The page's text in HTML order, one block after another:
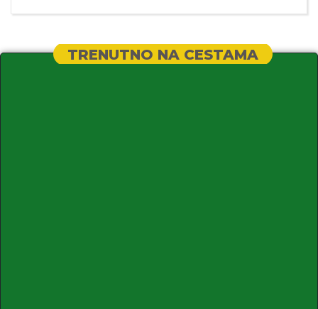
TRENUTNO NA CESTAMA